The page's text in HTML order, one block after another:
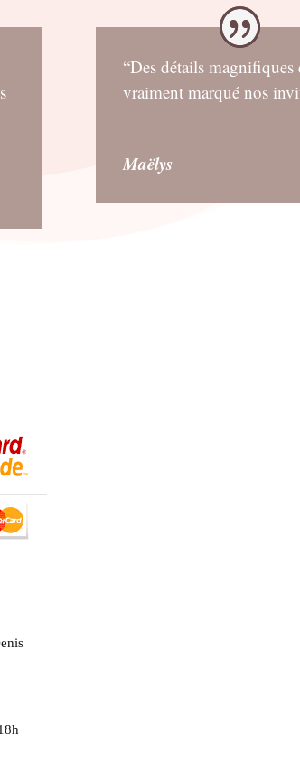
“Des détails
vraiment marqué nos
Maëlys